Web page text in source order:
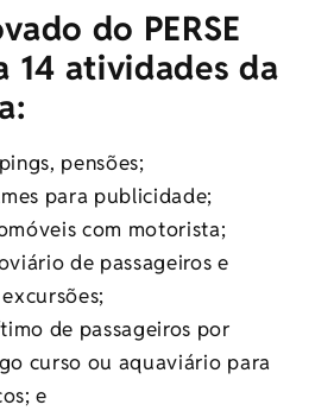
do PERSE
14 atividades da
pensões;
para publicidade;
com motorista;
de passageiros e
de passageiros por
curso ou aquaviário para
e